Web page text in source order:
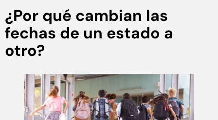
¿Por qué cambian las
fechas de un estado a
otro?